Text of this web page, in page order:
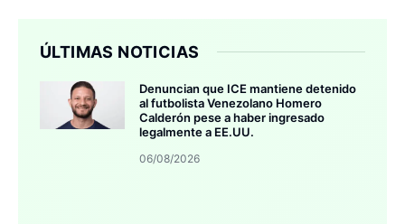
ÚLTIMAS NOTICIAS
Denuncian que ICE mantiene detenido
al futbolista Venezolano Homero
Calderón pese a haber ingresado
legalmente a EE.UU.
06/08/2026